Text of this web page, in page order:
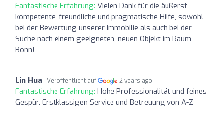
Fantastische Erfahrung: Vielen Dank für die äußerst
kompetente, freundliche und pragmatische Hilfe, sowohl
bei der Bewertung unserer Immobilie als auch bei der
Suche nach einem geeigneten, neuen Objekt im Raum
Bonn!
Lin Hua Veröffentlicht auf 2 years ago
Fantastische Erfahrung: Hohe Professionalität und feines
Gespür. Erstklassigen Service und Betreuung von A-Z